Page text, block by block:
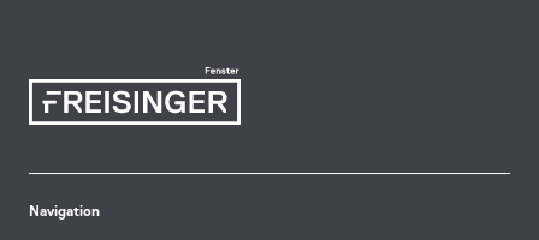
Navigation